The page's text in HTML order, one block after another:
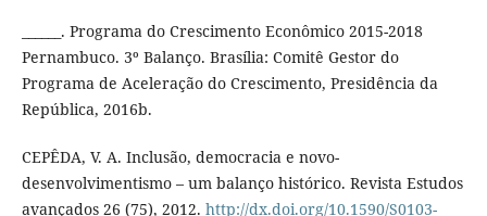
______. Programa do Crescimento Econômico 2015-2018
Pernambuco. 3º Balanço. Brasília: Comitê Gestor do
Programa de Aceleração do Crescimento, Presidência da
República, 2016b.
CEPÊDA, V. A. Inclusão, democracia e novo-
desenvolvimentismo – um balanço histórico. Revista Estudos
avançados 26 (75), 2012. http://dx.doi.org/10.1590/S0103-